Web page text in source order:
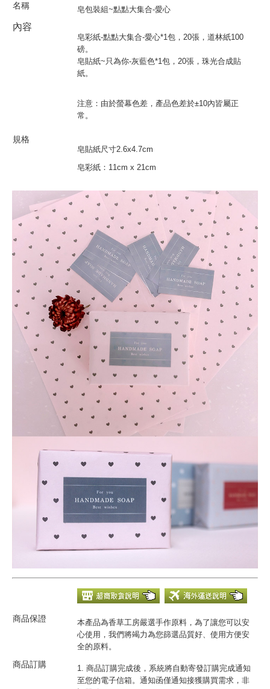
名稱 皂包裝組~點點大集合-愛心
內容
皂彩紙-點點大集合-愛心*1包，20張，道林紙100
磅。
皂貼紙~只為你-灰藍色*1包，20張，珠光合成貼
紙。
注意：由於螢幕色差，產品色差於±10內皆屬正
常。
規格
皂貼紙尺寸2.6x4.7cm
皂彩紙：11cm x 21cm
商品保證
本產品為香草工房嚴選手作原料，為了讓您可以安
心使用，我們將竭力為您篩選品質好、使用方便安
全的原料。
商品訂購
1. 商品訂購完成後，系統將自動寄發訂購完成通知
至您的電子信箱。通知函僅通知接獲購買需求，非